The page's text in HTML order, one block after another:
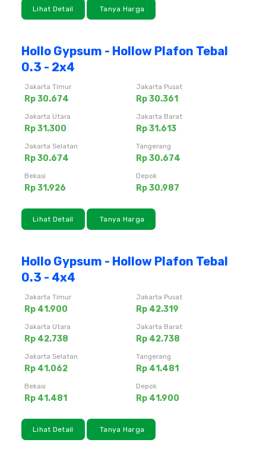
Lihat Detail Tanya Harga
Hollo Gypsum - Hollow Plafon Tebal
0.3 - 2x4
Jakarta Timur
Rp 30.674
Jakarta Pusat
Rp 30.361
Jakarta Utara
Rp 31.300
Jakarta Barat
Rp 31.613
Jakarta Selatan
Rp 30.674
Tangerang
Rp 30.674
Bekasi
Rp 31.926
Depok
Rp 30.987
Lihat Detail Tanya Harga
Hollo Gypsum - Hollow Plafon Tebal
0.3 - 4x4
Jakarta Timur
Rp 41.900
Jakarta Pusat
Rp 42.319
Jakarta Utara
Rp 42.738
Jakarta Barat
Rp 42.738
Jakarta Selatan
Rp 41.062
Tangerang
Rp 41.481
Bekasi
Rp 41.481
Depok
Rp 41.900
Lihat Detail Tanya Harga